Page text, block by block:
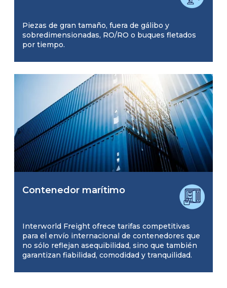
Piezas de gran tamaño, fuera de gálibo y
sobredimensionadas, RO/RO o buques fletados
por tiempo.
Contenedor marítimo
Interworld Freight ofrece tarifas competitivas
para el envío internacional de contenedores que
no sólo reflejan asequibilidad, sino que también
garantizan fiabilidad, comodidad y tranquilidad.